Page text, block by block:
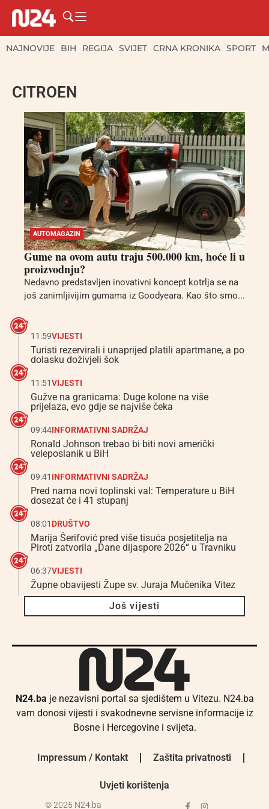
NAJNOVIJE BIH REGIJA SVIJET CRNA KRONIKA SPORT
CITROEN
AUTOMAGAZIN
Gume na ovom autu traju 500.000 km, hoće li u
proizvodnju?
Nedavno predstavljen inovativni koncept kotrlja se na
još zanimljivijim gumama iz Goodyeara. Kao što smo...
11:59VIJESTI
Turisti rezervirali i unaprijed platili apartmane, a po
dolasku doživjeli šok
11:51VIJESTI
Gužve na granicama: Duge kolone na više
prijelaza, evo gdje se najviše čeka
09:44INFORMATIVNI SADRŽAJ
Ronald Johnson trebao bi biti novi američki
veleposlanik u BiH
09:41 INFORMATIVNI SADRŽAJ
Pred nama novi toplinski val: Temperature u BiH
dosezat će i 41 stupanj
08:01 DRUŠTVO
Marija Šerifović pred više tisuća posjetitelja na
Piroti zatvorila „Dane dijaspore 2026“ u Travniku
06:37VIJESTI
Župne obavijesti Župe sv. Juraja Mučenika Vitez
Još vijesti
N24.ba je nezavisni portal sa sjedištem u Vitezu. N24.ba
vam donosi vijesti i svakodnevne servisne informacije iz
Bosne i Hercegovine i svijeta.
Impressum / Kontakt Zaštita privatnosti
Uvjeti korištenja
© 2025 N24.ba